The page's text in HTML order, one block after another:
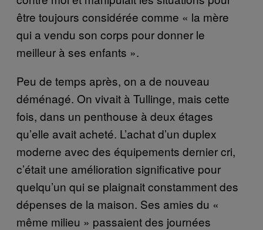
être toujours considérée comme « la mère
qui a vendu son corps pour donner le
meilleur à ses enfants ».
Peu de temps après, on a de nouveau
déménagé. On vivait à Tullinge, mais cette
fois, dans un penthouse à deux étages
qu’elle avait acheté. L’achat d’un duplex
moderne avec des équipements dernier cri,
c’était une amélioration significative pour
quelqu’un qui se plaignait constamment des
dépenses de la maison. Ses amies du «
même milieu » passaient des journées